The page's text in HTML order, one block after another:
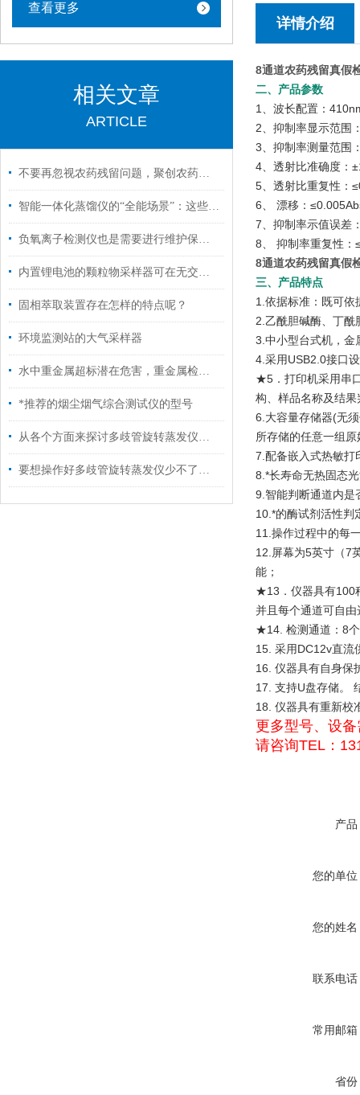
查看更多
相关文章
ARTICLE
不要再忽视农药残留问题，聚创农药残留检测仪来帮您！
智能一体化蒸馏仪的“全能场景”：这些关键领域，它早已成为标配
负氧离子检测仪也是需要进行维护保养的
内置锂电池的颗粒物采样器可在无交流电情况下正常使用
固相萃取装置存在怎样的特点呢？
环境监测站的大气采样器
水中重金属超标潜在危害，重金属检测仪来帮忙
*推荐的烟尘烟气综合测试仪的型号
从各个方面来探讨多歧管旋转蒸发仪的技术特点
要想操作好多歧管旋转蒸发仪少不了以下步骤！
详情介绍
8通道农药残留真假
二、产品参数
1、波长配置：
2、抑制率显示范围
3、抑制率测量范围
4、透射比准确度：
5、透射比重复性：
6、 漂移：
7、抑制率示值误差
8、 抑制率重复性：
8通道农药残留真假
三、 产品特点
1.依据标准：既可
2.乙酰胆碱酶、丁酰
3.中小型台式机，金
4.采用USB2.0接口
★5．打印机采用串
构、样品名称及结
6.大容量存储器(无
所存储的任意一组原
7.配备嵌入式热敏打
8.*长寿命无热固态
9.智能判断通道内是
10.*的酶试剂活性判
11.操作过程中的每
12.屏幕为5英寸（7
能；
★13．仪器具有100
并且每个通道可自
★14. 检测通道：8
15. 采用DC12v直流
16. 仪器具有自身保
17. 支持U盘存储。
18. 仪器具有重新校
更多型号、设
请咨询TEL：
产品
您的单位
您的姓名
联系电话
常用邮箱
省份